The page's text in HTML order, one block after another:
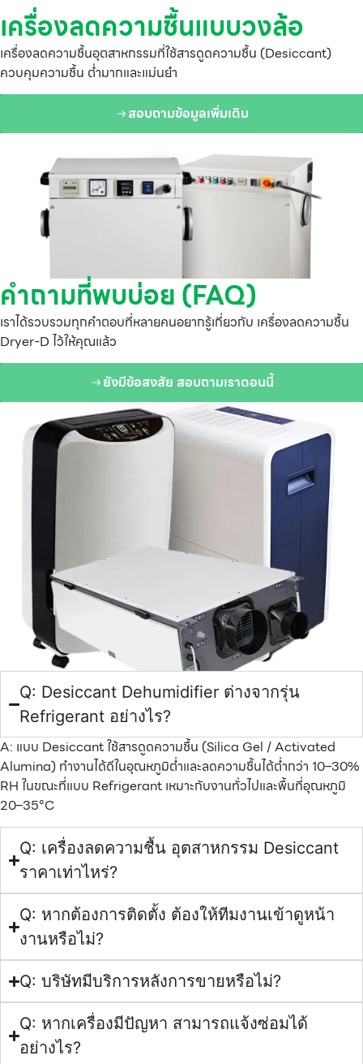
เครื่องลดความชื้นแบบวงล้อ
เครื่องลดความชื้นอุตสาหกรรมที่ใช้สารดูดความชื้น (Desiccant)
ควบคุมความชื้น ต่ำมากและแม่นยำ
สอบถามข้อมูลเพิ่มเติม
คำถามที่พบบ่อย (FAQ)
เราได้รวบรวมทุกคำตอบที่หลายคนอยากรู้เกี่ยวกับ เครื่องลดความชื้น
Dryer-D ไว้ให้คุณแล้ว
ยังมีข้อสงสัย สอบถามเราตอนนี้
Q: Desiccant Dehumidifier ต่างจากรุ่น
Refrigerant อย่างไร?
A: แบบ Desiccant ใช้สารดูดความชื้น (Silica Gel / Activated
Alumina) ทำงานได้ดีในอุณหภูมิต่ำและลดความชื้นได้ต่ำกว่า 10–30%
RH ในขณะที่แบบ Refrigerant เหมาะกับงานทั่วไปและพื้นที่อุณหภูมิ
20–35°C
Q: เครื่องลดความชื้น อุตสาหกรรม Desiccant
ราคาเท่าไหร่?
Q: หากต้องการติดตั้ง ต้องให้ทีมงานเข้าดูหน้า
งานหรือไม่?
Q: บริษัทมีบริการหลังการขายหรือไม่?
Q: หากเครื่องมีปัญหา สามารถแจ้งซ่อมได้
อย่างไร?